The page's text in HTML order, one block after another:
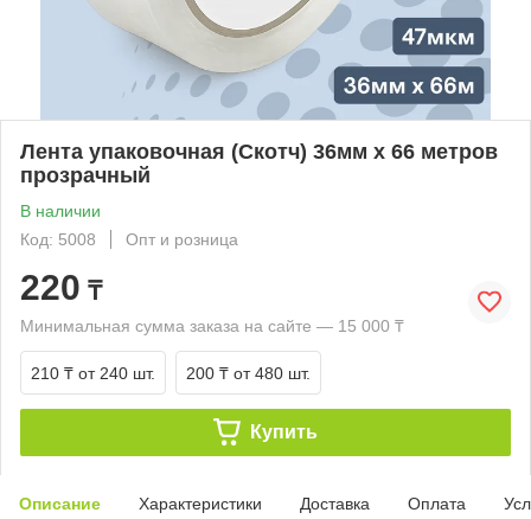
Лента упаковочная (Скотч) 36мм х 66 метров
прозрачный
В наличии
Код: 5008
Опт и розница
220 ₸
Минимальная сумма заказа на сайте — 15 000 ₸
210 ₸ от 240 шт. 200 ₸ от 480 шт.
Купить
Описание Характеристики Доставка Оплата